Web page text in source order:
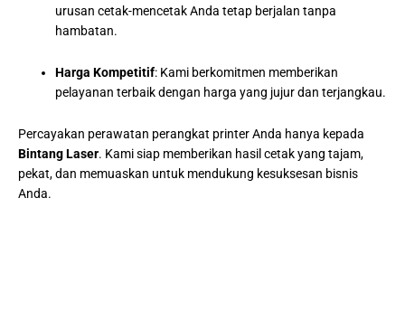
urusan cetak-mencetak Anda tetap berjalan tanpa
hambatan.
Harga Kompetitif: Kami berkomitmen memberikan
pelayanan terbaik dengan harga yang jujur dan terjangkau.
Percayakan perawatan perangkat printer Anda hanya kepada
Bintang Laser. Kami siap memberikan hasil cetak yang tajam,
pekat, dan memuaskan untuk mendukung kesuksesan bisnis
Anda.